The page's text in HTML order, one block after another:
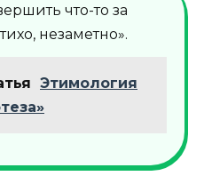
что-то за
незаметно».
Этимология